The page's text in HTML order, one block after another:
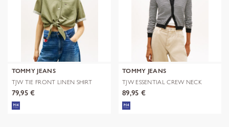
TOMMY JEANS
TJW TIE FRONT LINEN SHIRT
79,95 €
TOMMY JEANS
TJW ESSENTIAL CREW NECK
CARDIGAN
89,95 €